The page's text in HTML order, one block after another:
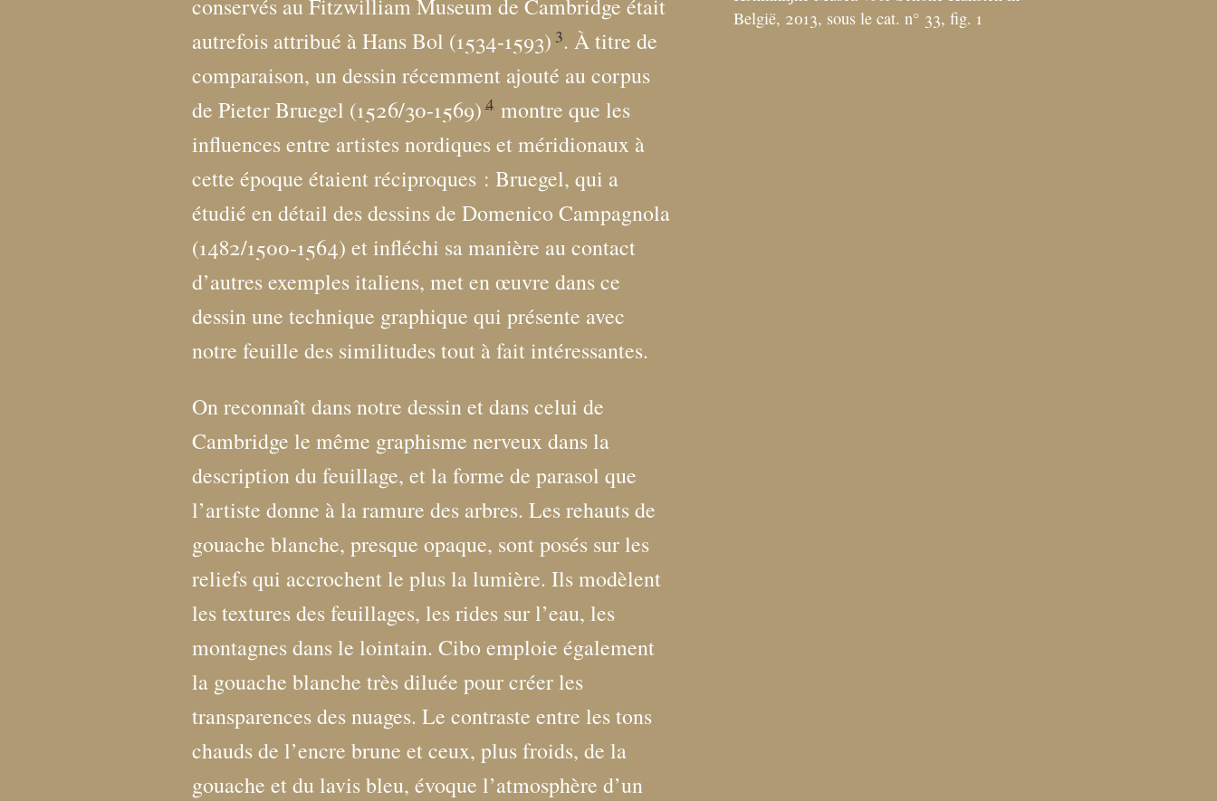
conservés au Fitzwilliam Museum de Cambridge était
autrefois attribué à Hans Bol (1534-1593) 3. À titre de
comparaison, un dessin récemment ajouté au corpus
de Pieter Bruegel (1526/30-1569) 4 montre que les
influences entre artistes nordiques et méridionaux à
cette époque étaient réciproques : Bruegel, qui a
étudié en détail des dessins de Domenico Campagnola
(1482/1500-1564) et infléchi sa manière au contact
d’autres exemples italiens, met en œuvre dans ce
dessin une technique graphique qui présente avec
notre feuille des similitudes tout à fait intéressantes.
On reconnaît dans notre dessin et dans celui de
Cambridge le même graphisme nerveux dans la
description du feuillage, et la forme de parasol que
l’artiste donne à la ramure des arbres. Les rehauts de
gouache blanche, presque opaque, sont posés sur les
reliefs qui accrochent le plus la lumière. Ils modèlent
les textures des feuillages, les rides sur l’eau, les
montagnes dans le lointain. Cibo emploie également
la gouache blanche très diluée pour créer les
transparences des nuages. Le contraste entre les tons
chauds de l’encre brune et ceux, plus froids, de la
gouache et du lavis bleu, évoque l’atmosphère d’un
België, 2013, sous le cat. n° 33, fig. 1